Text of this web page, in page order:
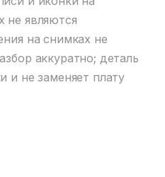
не являются
на снимках не
аккуратно; деталь
и не заменяет плату